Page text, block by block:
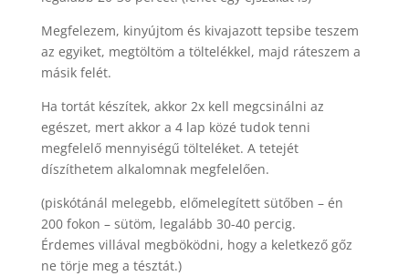
Megfelezem, kinyújtom és kivajazott tepsibe teszem
az egyiket, megtöltöm a töltelékkel, majd ráteszem a
másik felét.
Ha tortát készítek, akkor 2x kell megcsinálni az
egészet, mert akkor a 4 lap közé tudok tenni
megfelelő mennyiségű tölteléket. A tetejét
díszíthetem alkalomnak megfelelően.
(piskótánál melegebb, előmelegített sütőben – én
200 fokon – sütöm, legalább 30-40 percig.
Érdemes villával megböködni, hogy a keletkező gőz
ne törje meg a tésztát.)